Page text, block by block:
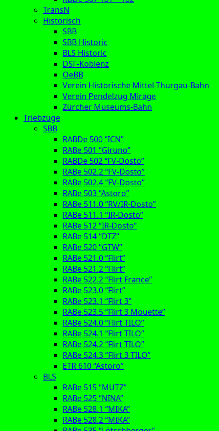
TransN
Historisch
SBB
SBB Historic
BLS Historic
DSF-Koblenz
OeBB
Verein Historische Mittel-Thurgau-Bahn
Verein Pendelzug Mirage
Zürcher Museums-Bahn
Triebzüge
SBB
RABDe 500 “ICN”
RABe 501 “Giruno”
RABDe 502 “FV-Dosto”
RABe 502.2 “FV-Dosto”
RABe 502.4 “FV-Dosto”
RABe 503 “Astoro”
RABe 511.0 “RV/IR-Dosto”
RABe 511.1 “IR-Dosto”
RABe 512 “IR-Dosto”
RABe 514 “DTZ”
RABe 520 “GTW”
RABe 521.0 “Flirt”
RABe 521.2 “Flirt”
RABe 522.2 “Flirt France”
RABe 523.0 “Flirt”
RABe 523.1 “Flirt 3”
RABe 523.5 “Flirt 3 Mouette”
RABe 524.0 “Flirt TILO”
RABe 524.1 “Flirt TILO”
RABe 524.2 “Flirt TILO”
RABe 524.3 “Flirt 3 TILO”
ETR 610 “Astoro”
BLS
RABe 515 “MUTZ”
RABe 525 “NINA”
RABe 528.1 “MIKA”
RABe 528.2 “MIKA”